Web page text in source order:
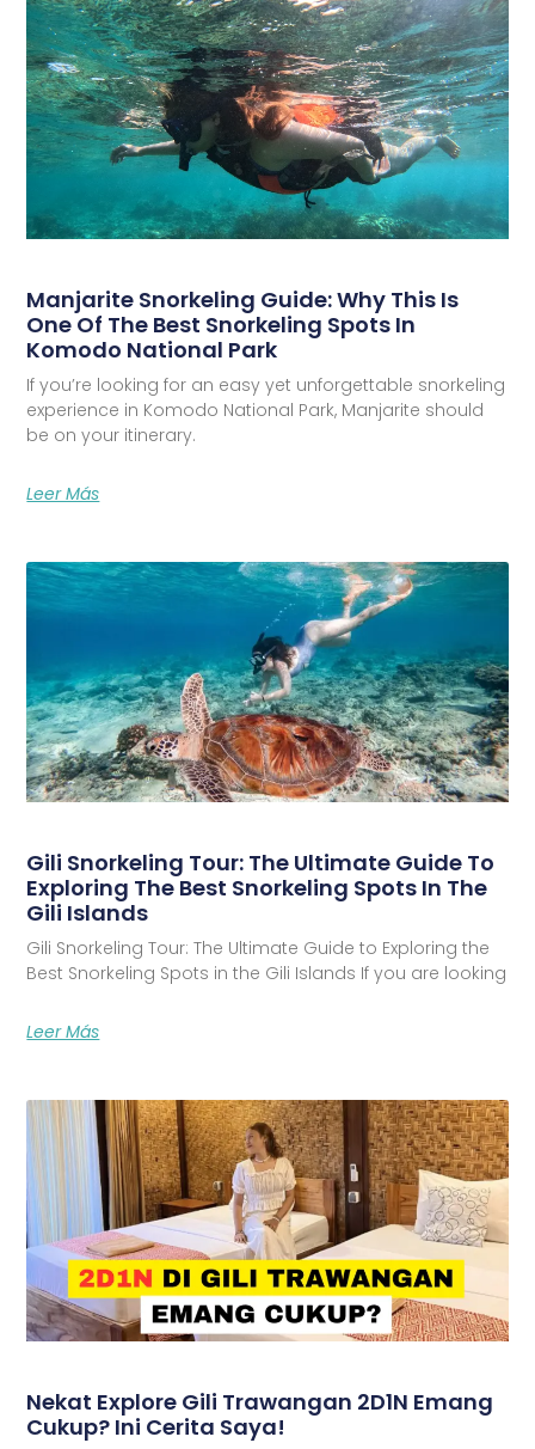
Manjarite Snorkeling Guide: Why This Is
One Of The Best Snorkeling Spots In
Komodo National Park
If you’re looking for an easy yet unforgettable snorkeling
experience in Komodo National Park, Manjarite should
be on your itinerary.
Leer Más
Gili Snorkeling Tour: The Ultimate Guide To
Exploring The Best Snorkeling Spots In The
Gili Islands
Gili Snorkeling Tour: The Ultimate Guide to Exploring the
Best Snorkeling Spots in the Gili Islands If you are looking
Leer Más
Nekat Explore Gili Trawangan 2D1N Emang
Cukup? Ini Cerita Saya!